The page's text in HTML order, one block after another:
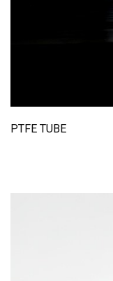
PTFE TUBE